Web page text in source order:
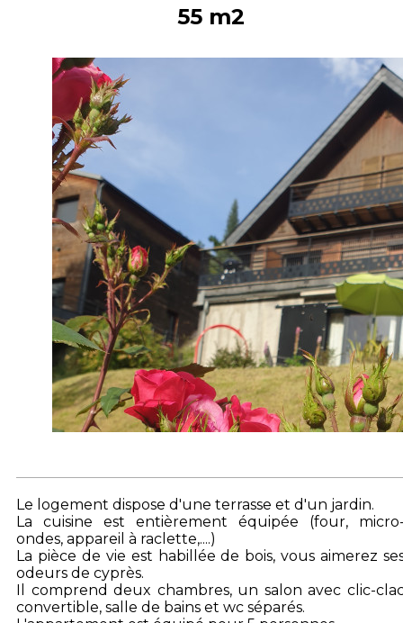
55 m2
Le logement dispose d'une terrasse et d'un jardin.
La cuisine est entièrement équipée (four,
ondes, appareil à raclette,....)
La pièce de vie est habillée de bois, vous aimerez
odeurs de cyprès.
Il comprend deux chambres, un salon avec clic-
convertible, salle de bains et wc séparés.